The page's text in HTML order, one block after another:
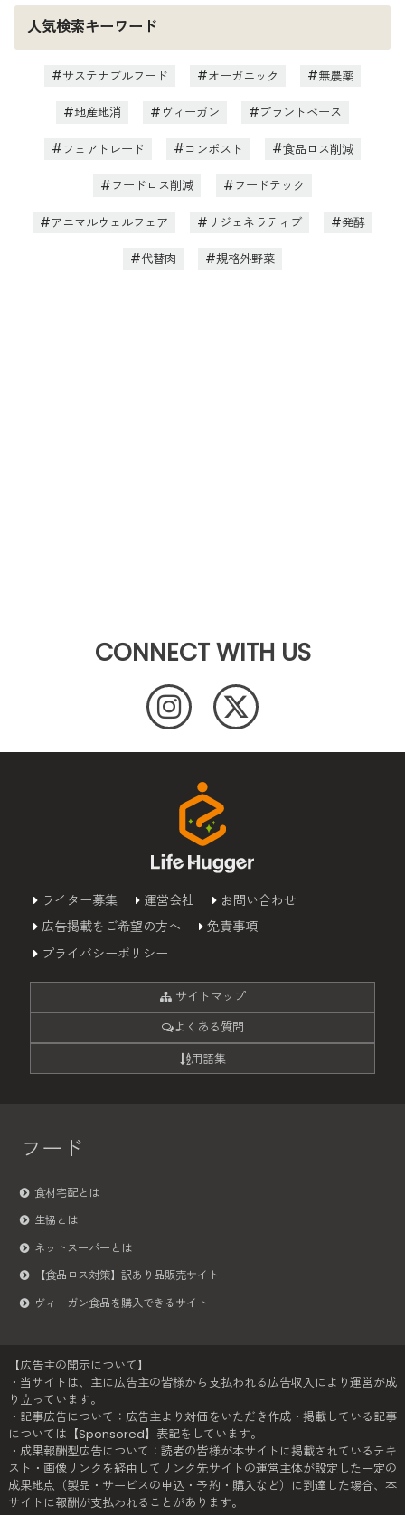
人気検索キーワード
サステナブルフード オーガニック 無農薬
地産地消 ヴィーガン プラントベース
フェアトレード コンポスト 食品ロス削減
フードロス削減 フードテック
アニマルウェルフェア リジェネラティブ 発酵
代替肉 規格外野菜
CONNECT WITH US
ライター募集 運営会社
お問い合わせ
広告掲載をご希望の方へ
免責事項
プライバシーポリシー
サイトマップ
よくある質問
用語集
フード
食材宅配とは
生協とは
ネットスーパーとは
【食品ロス対策】訳あり品販売サイト
ヴィーガン食品を購入できるサイト
【広告主の開示について】
・当サイトは、主に広告主の皆様から支払われる広告収入により運営が成
り立っています。
・記事広告について：広告主より対価をいただき作成・掲載している記事
については【Sponsored】表記をしています。
・成果報酬型広告について：読者の皆様が本サイトに掲載されているテキ
スト・画像リンクを経由してリンク先サイトの運営主体が設定した一定の
成果地点（製品・サービスの申込・予約・購入など）に到達した場合、本
サイトに報酬が支払われることがあります。